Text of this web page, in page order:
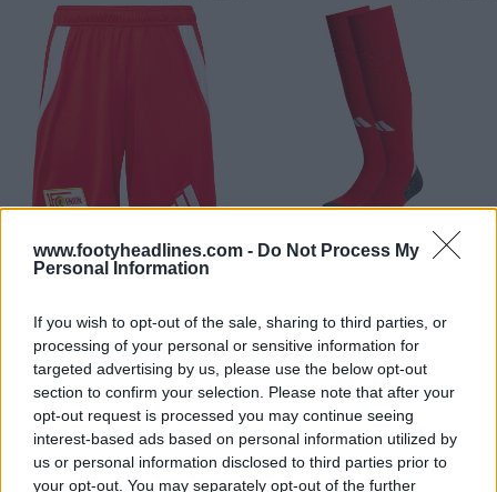
www.footyheadlines.com - Do Not Process My
Personal Information
If you wish to opt-out of the sale, sharing to third parties, or
processing of your personal or sensitive information for
targeted advertising by us, please use the below opt-out
section to confirm your selection. Please note that after your
opt-out request is processed you may continue seeing
interest-based ads based on personal information utilized by
us or personal information disclosed to third parties prior to
your opt-out. You may separately opt-out of the further